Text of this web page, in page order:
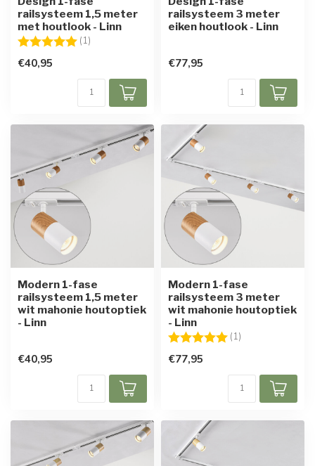
railsysteem 1,5 meter
met houtlook - Linn
Beoordeling: (1)
€40,95
railsysteem 3 meter
eiken houtlook - Linn
€77,95
Modern 1-fase
railsysteem 1,5 meter
wit mahonie houtoptiek
- Linn
€40,95
Modern 1-fase
railsysteem 3 meter
wit mahonie houtoptiek
- Linn
Beoordeling: (1)
€77,95